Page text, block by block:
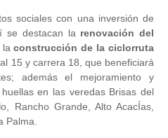
sociales con una inversión de
se destacan la renovación del
laconstrucción de la ciclorruta
15 y carrera 18, que beneficiará
además el mejoramiento y
en las veredas Brisas del
Rancho Grande, Alto AcacÍas,
Palma.